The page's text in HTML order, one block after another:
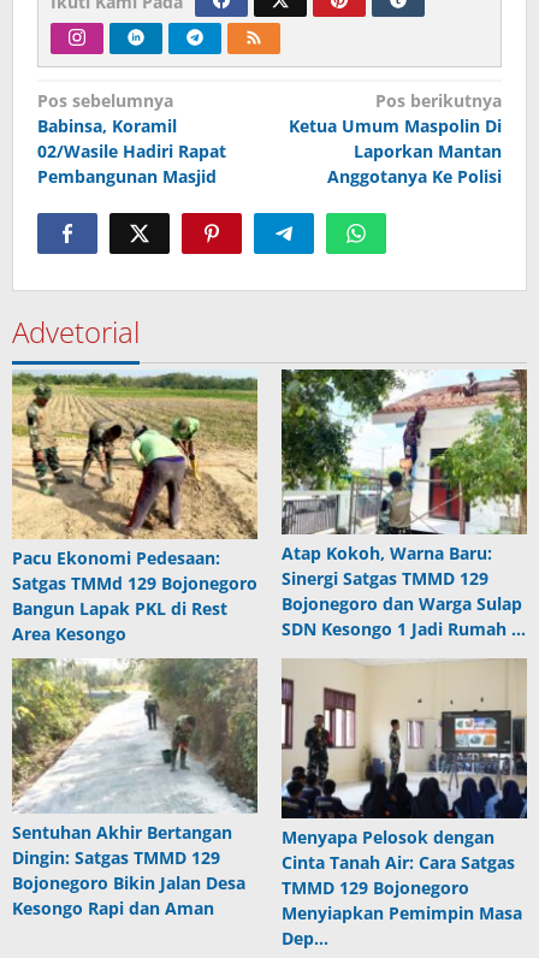
Navigasi
pos
Pos sebelumnya
Babinsa, Koramil
02/Wasile Hadiri Rapat
Pembangunan Masjid
Pos berikutnya
Ketua Umum Maspolin Di
Laporkan Mantan
Anggotanya Ke Polisi
Advetorial
Pacu Ekonomi Pedesaan:
Satgas TMMd 129 Bojonegoro
Bangun Lapak PKL di Rest
Area Kesongo
Atap Kokoh, Warna Baru:
Sinergi Satgas TMMD 129
Bojonegoro dan Warga Sulap
SDN Kesongo 1 Jadi Rumah …
Sentuhan Akhir Bertangan
Dingin: Satgas TMMD 129
Bojonegoro Bikin Jalan Desa
Kesongo Rapi dan Aman
Menyapa Pelosok dengan
Cinta Tanah Air: Cara Satgas
TMMD 129 Bojonegoro
Menyiapkan Pemimpin Masa
Dep…